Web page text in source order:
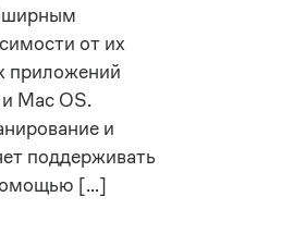
от их
приложений
Mac OS.
и
поддерживать
[…]